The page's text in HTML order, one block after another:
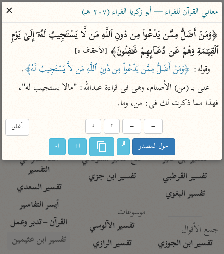
ساهم معنا في نشر القرآن والعلم الشرعي
الباحث القرآني
بحث تفسير علوم مصاحف معاجم
Type 2 or more characters for results.
Type 1 or more
characters for results.
تفسير الطبري
تفسير ابن كثير
تفسير القرطبي
تفسير البغوي
جمع الأقوال
تفسير ابن الجوزي
عامّة
فتح البيان للقنوجي
فتح القدير للشوكاني
تفسير ابن جزي
موسوعات
تفسير الآلوسي
تفسير الرازي
الميسر
المختصر في
التفسير
تفسير السعدي
أيسر التفاسير
القرآن – تدبر وعمل
تفسير ابن عثيمين
معاني القرآن للفراء — أبو زكريا الفراء (٢٠٧ هـ)
✕
ٱلۡقِیَـٰمَةِ وَهُمۡ عَن دُعَاۤىِٕهِمۡ غَـٰفِلُونَ﴾ [الأحقاف ٥]
وقوله: ﴿وَمَنْ أَضَلُّ مِمَّن يَدْعُواْ مِن دُونِ ٱللَّهِ مَن لاَّ يَسْتَجِيبُ لَهُ﴾.
فهذا مما ذكرت لك فى: من، وما.
أغلق →
←
↑
↓
حول المصدر ا+ ا-